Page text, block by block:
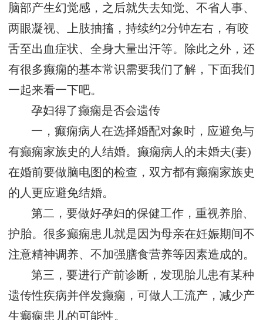
脑部产生幻觉感，之后就失去知觉、不省人事、
两眼凝视、上肢抽搐，持续约2分钟左右，有咬
舌至出血症状、全身大量出汗等。除此之外，还
有很多癫痫的基本常识需要我们了解，下面我们
一起来看一下吧。
孕妇得了癫痫是否会遗传
一，癫痫病人在选择婚配对象时，应避免与
有癫痫家族史的人结婚。癫痫病人的未婚夫(妻)
在婚前要做脑电图的检查，双方都有癫痫家族史
的人更应避免结婚。
第二，要做好孕妇的保健工作，重视养胎、
护胎。很多癫痫患儿就是因为母亲在妊娠期间不
注意精神调养、不加强膳食营养等因素造成的。
第三，要进行产前诊断，发现胎儿患有某种
遗传性疾病并伴发癫痫，可做人工流产，减少产
生癫痫患儿的可能性。